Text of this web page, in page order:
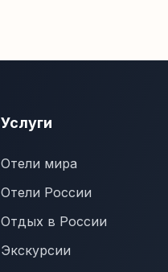
Услуги
Отели мира
Отели России
Отдых в России
Экскурсии